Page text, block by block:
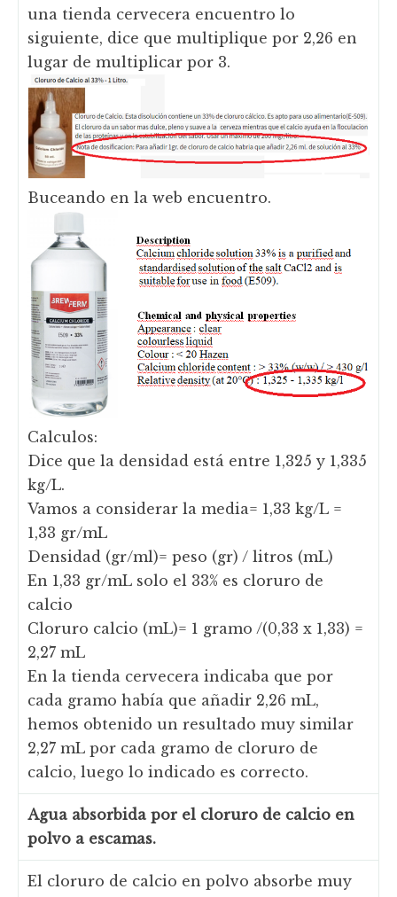
una tienda cervecera encuentro lo
siguiente, dice que multiplique por 2,26 en
lugar de multiplicar por 3.
Buceando en la web encuentro.
Calculos:
Dice que la densidad está entre 1,325 y 1,335
kg/L.
Vamos a considerar la media= 1,33 kg/L =
1,33 gr/mL
Densidad (gr/ml)= peso (gr) / litros (mL)
En 1,33 gr/mL solo el 33% es cloruro de
calcio
Cloruro calcio (mL)= 1 gramo /(0,33 x 1,33) =
2,27 mL
En la tienda cervecera indicaba que por
cada gramo había que añadir 2,26 mL,
hemos obtenido un resultado muy similar
2,27 mL por cada gramo de cloruro de
calcio, luego lo indicado es correcto.
Agua absorbida por el cloruro de calcio en
polvo a escamas.
El cloruro de calcio en polvo absorbe muy